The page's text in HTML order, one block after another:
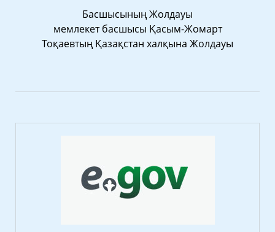
Басшысының Жолдауы
мемлекет басшысы Қасым-Жомарт
Тоқаевтың Қазақстан халқына Жолдауы